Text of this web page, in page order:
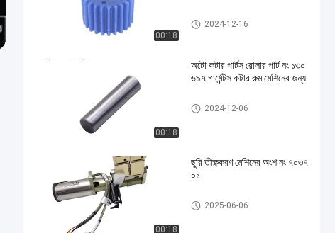
00:18
ভেক্টর IX Q80 M88 MH8 অংশ
2024-12-16
00:18
অটো কটার পার্টস রোলার পার্ট নং ১৩০
৬৯৭ গার্মেন্টস কটার রুম মেশিনের জন্য
ভেক্টর IX Q80 M88 MH8 অংশ
2024-12-06
00:18
ছুরি তীক্ষ্ণকরণ মেশিনের অংশ নং ৭০৩৭
০১
ভেক্টর IX Q80 M88 MH8 অংশ
2025-06-06